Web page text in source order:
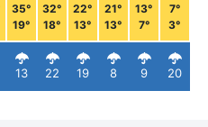
35°
19°
13
32°
18°
22
22°
13°
19
21°
13°
8
13°
7°
9
7°
3°
20